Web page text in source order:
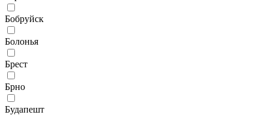
Бобруйск
Болонья
Брест
Брно
Будапешт